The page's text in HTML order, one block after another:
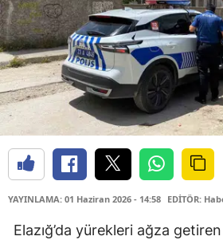
YAYINLAMA: 01 Haziran 2026 - 14:58 EDİTÖR:
Elazığ’da yürekleri ağza